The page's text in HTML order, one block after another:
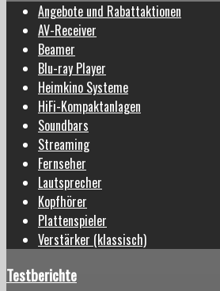
Angebote und Rabattaktionen
AV-Receiver
Beamer
Blu-ray Player
Heimkino Systeme
HiFi-Kompaktanlagen
Soundbars
Streaming
Fernseher
Lautsprecher
Kopfhörer
Plattenspieler
Verstärker (klassisch)
Testberichte